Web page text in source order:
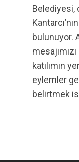
Belediyesi,
bulunuyor.
katılımın
eylemler
belirtmek